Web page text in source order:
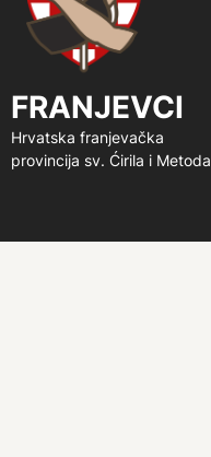
FRANJEVCI
Hrvatska franjevačka
provincija sv. Ćirila i Metoda